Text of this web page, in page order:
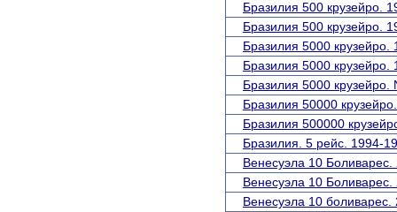
Бразилия 500 крузейро.
Бразилия 500 крузейро.
Бразилия 5000 крузейро.
Бразилия 5000 крузейро.
Бразилия 5000 крузейро.
Бразилия 50000
Бразилия 500000
Бразилия. 5 рейс. 1994-
Венесуэла 10 Боливарес.
Венесуэла 10 Боливарес.
Венесуэла 10 боливарес.